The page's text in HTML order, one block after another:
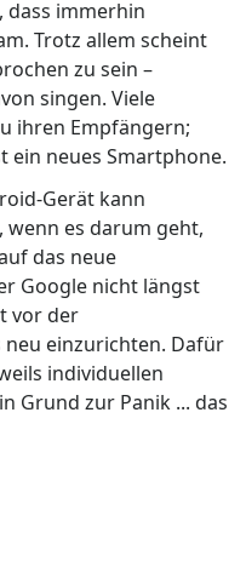
dass immerhin
Trotz allem scheint
zu sein –
singen. Viele
ihren Empfängern;
ein neues Smartphone.
Gerät kann
es darum geht,
das neue
Google nicht längst
vor der
neu einzurichten. Dafür
individuellen
Grund zur Panik ... das